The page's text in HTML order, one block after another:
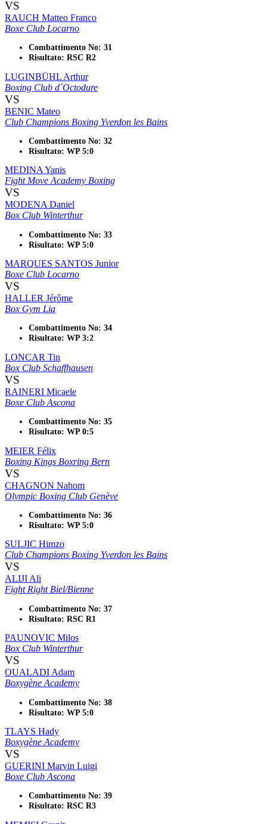
VS
RAUCH Matteo Franco
Boxe Club Locarno
Combattimento No: 31
Risultato: RSC R2
LUGINBÜHL Arthur
Boxing Club d´Octodure
VS
BENIC Mateo
Club Champions Boxing Yverdon les Bains
Combattimento No: 32
Risultato: WP 5:0
MEDINA Yanis
Fight Move Academy Boxing
VS
MODENA Daniel
Box Club Winterthur
Combattimento No: 33
Risultato: WP 5:0
MARQUES SANTOS Junior
Boxe Club Locarno
VS
HALLER Jérôme
Box Gym Lia
Combattimento No: 34
Risultato: WP 3:2
LONCAR Tin
Box Club Schaffhausen
VS
RAINERI Micaele
Boxe Club Ascona
Combattimento No: 35
Risultato: WP 0:5
MEIER Félix
Boxing Kings Boxring Bern
VS
CHAGNON Nahom
Olympic Boxing Club Genève
Combattimento No: 36
Risultato: WP 5:0
SULJIC Himzo
Club Champions Boxing Yverdon les Bains
VS
ALIJI Ali
Fight Right Biel/Bienne
Combattimento No: 37
Risultato: RSC R1
PAUNOVIC Milos
Box Club Winterthur
VS
OUALADI Adam
Boxygène Academy
Combattimento No: 38
Risultato: WP 5:0
TLAYS Hady
Boxygène Academy
VS
GUERINI Marvin Luigi
Boxe Club Ascona
Combattimento No: 39
Risultato: RSC R3